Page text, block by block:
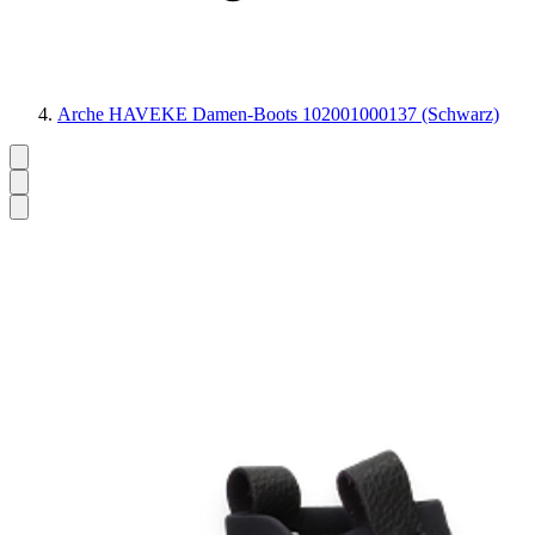
Arche HAVEKE Damen-Boots 102001000137 (Schwarz)